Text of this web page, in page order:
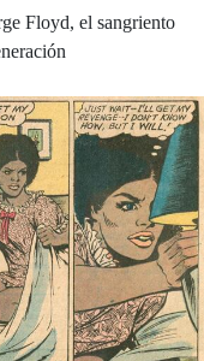
Floyd, el sangriento